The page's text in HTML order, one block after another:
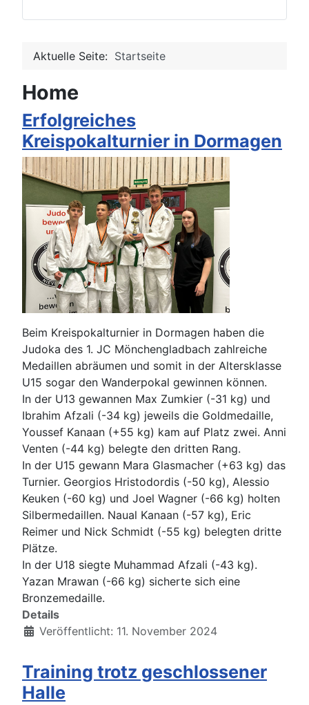
Aktuelle Seite: Startseite
Home
Erfolgreiches
Kreispokalturnier in Dormagen
Beim Kreispokalturnier in Dormagen haben die
Judoka des 1. JC Mönchengladbach zahlreiche
Medaillen abräumen und somit in der Altersklasse
U15 sogar den Wanderpokal gewinnen können.
In der U13 gewannen Max Zumkier (-31 kg) und
Ibrahim Afzali (-34 kg) jeweils die Goldmedaille,
Youssef Kanaan (+55 kg) kam auf Platz zwei. Anni
Venten (-44 kg) belegte den dritten Rang.
In der U15 gewann Mara Glasmacher (+63 kg) das
Turnier. Georgios Hristodordis (-50 kg), Alessio
Keuken (-60 kg) und Joel Wagner (-66 kg) holten
Silbermedaillen. Naual Kanaan (-57 kg), Eric
Reimer und Nick Schmidt (-55 kg) belegten dritte
Plätze.
In der U18 siegte Muhammad Afzali (-43 kg).
Yazan Mrawan (-66 kg) sicherte sich eine
Bronzemedaille.
Details
Veröffentlicht: 11. November 2024
Training trotz geschlossener
Halle